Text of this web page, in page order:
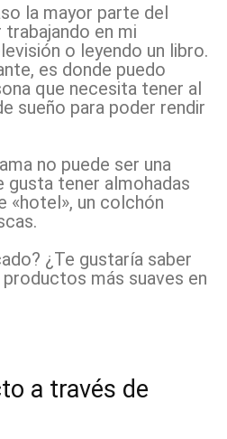
la mayor parte del
en mi
o leyendo un libro.
es donde puedo
que necesita tener al
sueño para poder rendir
no puede ser una
gusta tener almohadas
«hotel», un colchón
¿Te gustaría saber
más suaves en
a través de